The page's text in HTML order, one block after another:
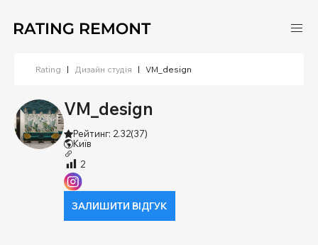
Rating | Дизайн студія | VM_design
VM_design
Рейтинг: 2.32(37)
Київ
2
ЗАЛИШИТИ ВІДГУК